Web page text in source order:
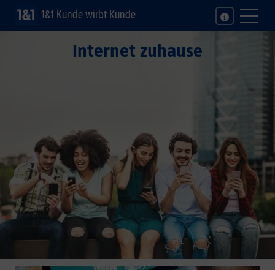
1&1 Kunde wirbt Kunde
Internet zuhause